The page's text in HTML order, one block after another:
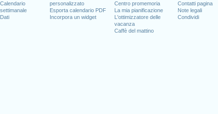
Calendario
settimanale
Dati
personalizzato
Esporta calendario PDF
Incorpora un widget
Centro promemoria
La mia pianificazione
L'ottimizzatore delle
vacanza
Caffè del mattino
Contatti pagina
Note legali
Condividi
fine settimana